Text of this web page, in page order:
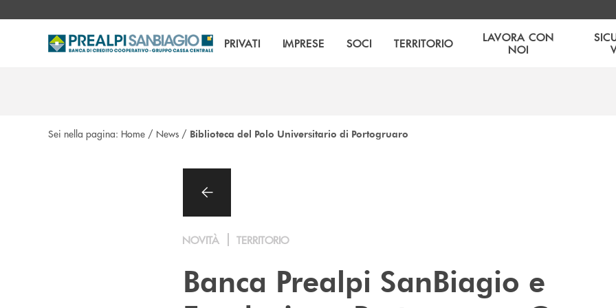
PRIVATI IMPRESE SOCI TERRITORIO
LAVORA CON
NOI
Sei nella pagina: Home / News / Biblioteca del Polo Universitario di Portogruaro
NOVITÀ TERRITORIO
Banca Prealpi SanBiagio e